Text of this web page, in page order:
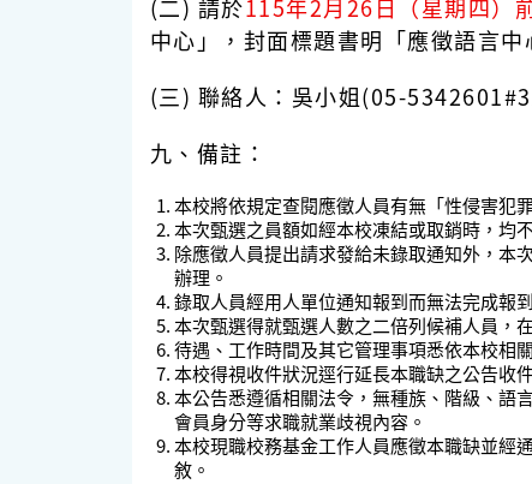
(二) 請於115年2月26日（星期四）
中心」，封面標題書明「應徵語言
(三) 聯絡人：吳小姐(05-
九、備註：
本校將依規定查閱應徵人員有無「性侵害犯
本次甄選之員額如經本校凍結或取銷時，均
除應徵人員提出請求發給未錄取通知外，本
辦理。
錄取人員經用人單位通知報到而無法完成報
本次甄選得就甄選人數之二倍列候補人員，
待遇、工作時間及其它管理事項悉依本校相
本校得視收件狀況逕行延長本職缺之公告收
本公告悉遵循相關法令，無種族、階級、語
會員身分等求職就業歧視內容。
本校現職校務基金工作人員應徵本職缺並經
敘。